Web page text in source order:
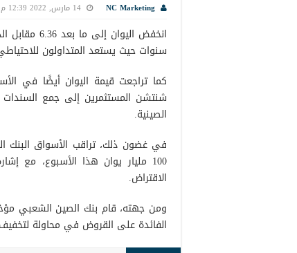
NC Marketing 14 مارس, 2022 12:39 م
انخفض
سنوات حيث يستعد المتداولون
كما تراجعت قيمة اليوان أيضًا في
شنتشن المستثمرين إلى جمع
الصينية.
في غضون ذلك، تراقب الأسواق البنك
100 مليار يوان هذا الأسبوع،
الاقتراض.
ومن جهته، قام بنك الصين الشعبي
الفائدة على القروض في محاولة لتخفيف